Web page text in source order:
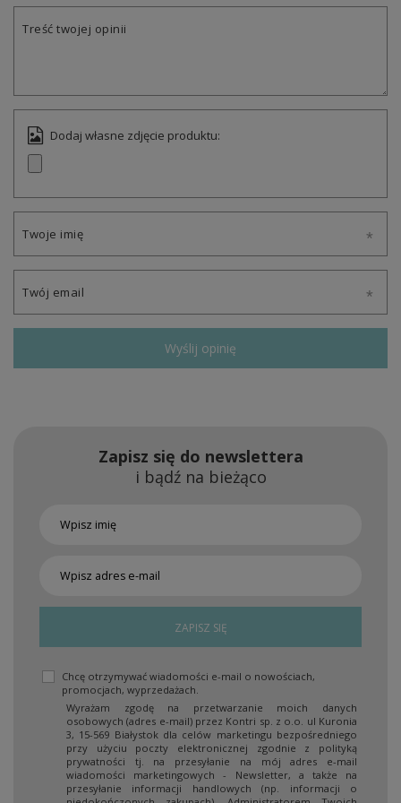
Treść twojej opinii
Dodaj własne zdjęcie produktu:
Twoje imię
Twój email
Wyślij opinię
Zapisz się do newslettera
i bądź na bieżąco
ZAPISZ SIĘ
Chcę otrzymywać wiadomości e-mail o nowościach,
promocjach, wyprzedażach.
Wyrażam zgodę na przetwarzanie moich danych
osobowych (adres e-mail) przez Kontri sp. z o.o. ul Kuronia
3, 15-569 Białystok dla celów marketingu bezpośredniego
przy użyciu poczty elektronicznej zgodnie z polityką
prywatności tj. na przesyłanie na mój adres e-mail
wiadomości marketingowych - Newsletter, a także na
przesyłanie informacji handlowych (np. informacji o